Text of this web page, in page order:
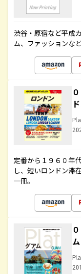
渋谷・原宿など平成
ム、ファッションな
定番から１９６０年
し、短いロンドン滞
一冊。
ム